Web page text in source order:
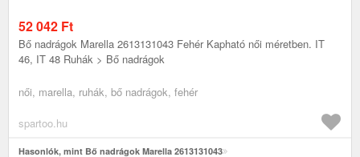
52 042 Ft
Bő nadrágok Marella 2613131043 Fehér Kapható női méretben. IT
46, IT 48 Ruhák > Bő nadrágok
női, marella, ruhák, bő nadrágok, fehér
spartoo.hu
Hasonlók, mint Bő nadrágok Marella 2613131043